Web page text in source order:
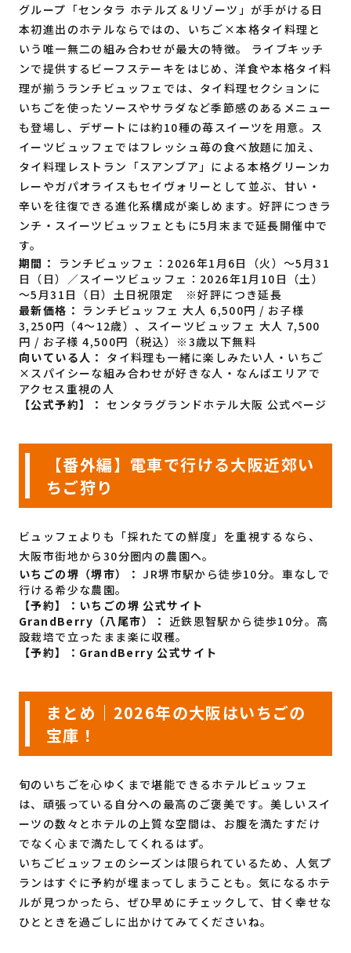
グループ「センタラ ホテルズ＆リゾーツ」が手がける日
本初進出のホテルならではの、いちご×本格タイ料理と
いう唯一無二の組み合わせが最大の特徴。 ライブキッチ
ンで提供するビーフステーキをはじめ、洋食や本格タイ料
理が揃うランチビュッフェでは、タイ料理セクションに
いちごを使ったソースやサラダなど季節感のあるメニュー
も登場し、デザートには約10種の苺スイーツを用意。ス
イーツビュッフェではフレッシュ苺の食べ放題に加え、
タイ料理レストラン「スアンブア」による本格グリーンカ
レーやガパオライスもセイヴォリーとして並ぶ、甘い・
辛いを往復できる進化系構成が楽しめます。好評につきラ
ンチ・スイーツビュッフェともに5月末まで延長開催中で
す。
期間： ランチビュッフェ：2026年1月6日（火）～5月31
日（日）／スイーツビュッフェ：2026年1月10日（土）
～5月31日（日）土日祝限定 ※好評につき延長
最新価格： ランチビュッフェ 大人 6,500円 / お子様
3,250円（4〜12歳）、スイーツビュッフェ 大人 7,500
円 / お子様 4,500円（税込）※3歳以下無料
向いている人： タイ料理も一緒に楽しみたい人・いちご
×スパイシーな組み合わせが好きな人・なんばエリアで
アクセス重視の人
【公式予約】： センタラグランドホテル大阪 公式ページ
【番外編】電車で行ける大阪近郊い
ちご狩り
ビュッフェよりも「採れたての鮮度」を重視するなら、
大阪市街地から30分圏内の農園へ。
いちごの堺（堺市）： JR堺市駅から徒歩10分。車なしで
行ける希少な農園。
【予約】： いちごの堺 公式サイト
GrandBerry（八尾市）： 近鉄恩智駅から徒歩10分。高
設栽培で立ったまま楽に収穫。
【予約】： GrandBerry 公式サイト
まとめ｜2026年の大阪はいちごの
宝庫！
旬のいちごを心ゆくまで堪能できるホテルビュッフェ
は、頑張っている自分への最高のご褒美です。美しいスイ
ーツの数々とホテルの上質な空間は、お腹を満たすだけ
でなく心まで満たしてくれるはず。
いちごビュッフェのシーズンは限られているため、人気プ
ランはすぐに予約が埋まってしまうことも。気になるホテ
ルが見つかったら、ぜひ早めにチェックして、甘く幸せな
ひとときを過ごしに出かけてみてくださいね。